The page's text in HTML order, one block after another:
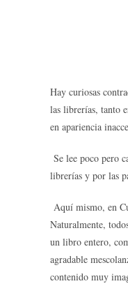
Hay curiosas
las librerías, tanto
en apariencia
Se lee poco pero
librerías y por las
Aquí mismo, en
Naturalmente,
un libro entero,
agradable
contenido muy